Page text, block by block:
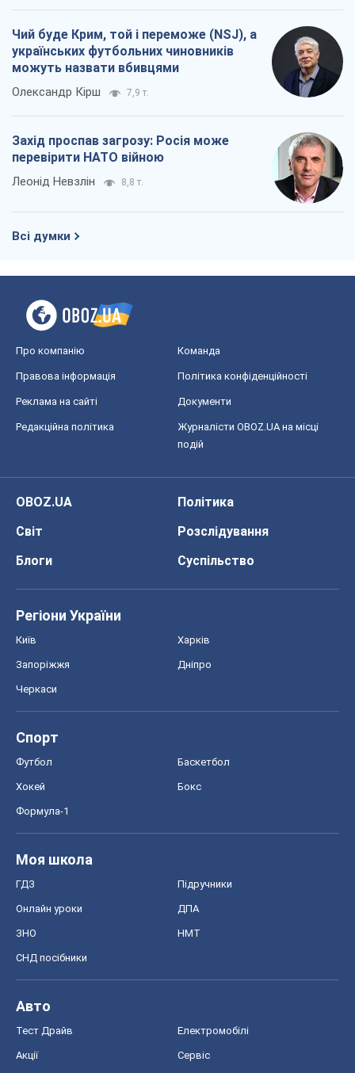
Чий буде Крим, той і переможе (NSJ), а
українських футбольних чиновників
можуть назвати вбивцями
Олександр Кірш 7,9 т.
Захід проспав загрозу: Росія може
перевірити НАТО війною
Леонід Невзлін 8,8 т.
Всі думки
Про компанію Команда
Правова інформація Політика конфіденційності
Реклама на сайті Документи
Редакційна політика
Журналісти OBOZ.UA на місці
подій
OBOZ.UA
Політика
Світ
Розслідування
Блоги
Суспільство
Регіони України
Київ Харків
Запоріжжя Дніпро
Черкаси
Спорт
Футбол Баскетбол
Хокей Бокс
Формула-1
Моя школа
ГДЗ Підручники
Онлайн уроки ДПА
ЗНО НМТ
СНД посібники
Авто
Тест Драйв Електромобілі
Акції Сервіс